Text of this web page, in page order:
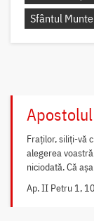
Sfântul
Fraților, siliți-vă
alegerea
niciodată. Că
Ap. II Petru 1,